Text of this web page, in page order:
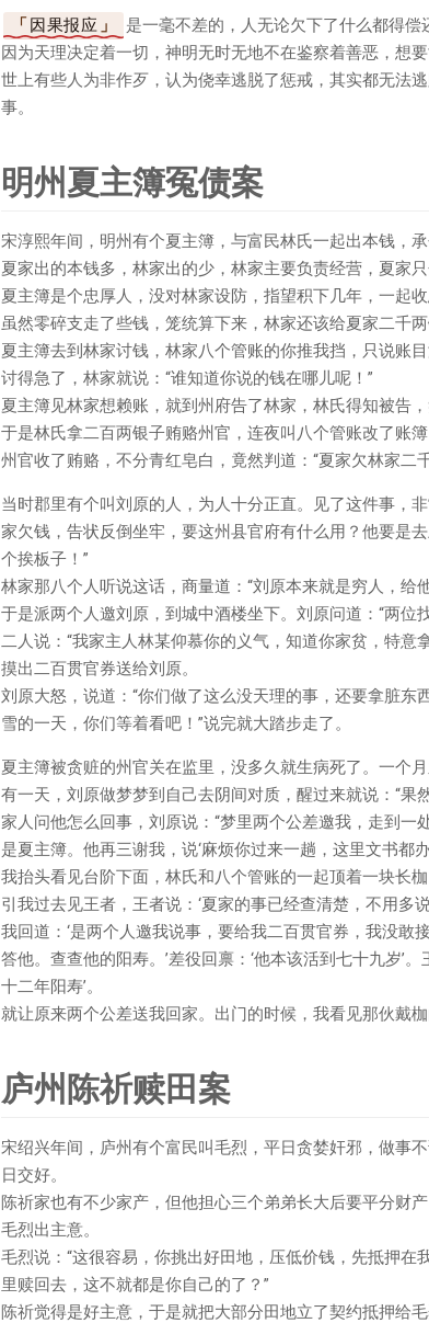
因果报应
是一毫不差的，人无论欠下了什么都得偿
因为天理决定着一切，神明无时无地不在鉴察着善恶，想
世上有些人为非作歹，认为侥幸逃脱了惩戒，其实都无法
事。
明州夏主簿冤债案
宋淳熙年间，明州有个夏主簿，与富民林氏一起出本钱，
夏家出的本钱多，林家出的少，林家主要负责经营，夏家只
夏主簿是个忠厚人，没对林家设防，指望积下几年，一起收
虽然零碎支走了些钱，笼统算下来，林家还该给夏家二千两
夏主簿去到林家讨钱，林家八个管账的你推我挡，只说账目
讨得急了，林家就说：“谁知道你说的钱在哪儿呢！”
夏主簿见林家想赖账，就到州府告了林家，林氏得知被告
于是林氏拿二百两银子贿赂州官，连夜叫八个管账改了账
州官收了贿赂，不分青红皂白，竟然判道：“夏家欠林家二
当时郡里有个叫刘原的人，为人十分正直。见了这件事，
家欠钱，告状反倒坐牢，要这州县官府有什么用？他要是
个挨板子！”
林家那八个人听说这话，商量道：“刘原本来就是穷人，给
于是派两个人邀刘原，到城中酒楼坐下。刘原问道：“两位
二人说：“我家主人林某仰慕你的义气，知道你家贫，特
摸出二百贯官券送给刘原。
刘原大怒，说道：“你们做了这么没天理的事，还要拿脏
雪的一天，你们等着看吧！”说完就大踏步走了。
夏主簿被贪赃的州官关在监里，没多久就生病死了。一个
有一天，刘原做梦梦到自己去阴间对质，醒过来就说：“果
家人问他怎么回事，刘原说：“梦里两个公差邀我，走到
是夏主簿。他再三谢我，说‘麻烦你过来一趟，这里文书都
我抬头看见台阶下面，林氏和八个管账的一起顶着一块长
引我过去见王者，王者说：‘夏家的事已经查清楚，不用多
我回道：‘是两个人邀我说事，要给我二百贯官券，我没敢
答他。查查他的阳寿。’差役回禀：‘他本该活到七十九岁’
十二年阳寿’。
就让原来两个公差送我回家。出门的时候，我看见那伙戴
庐州陈祈赎田案
宋绍兴年间，庐州有个富民叫毛烈，平日贪婪奸邪，做事
日交好。
陈祈家也有不少家产，但他担心三个弟弟长大后要平分财
毛烈出主意。
毛烈说：“这很容易，你挑出好田地，压低价钱，先抵押
里赎回去，这不就都是你自己的了？”
陈祈觉得是好主意，于是就把大部分田地立了契约抵押给